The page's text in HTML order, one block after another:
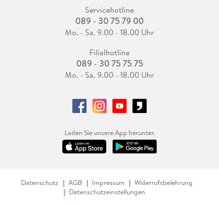
Servicehotline
089 - 30 75 79 00
Mo. - Sa. 9.00 - 18.00 Uhr
Filialhotline
089 - 30 75 75 75
Mo. - Sa. 9.00 - 18.00 Uhr
Laden Sie unsere App herunter.
Datenschutz AGB Impressum
Widerrufsbelehrung
Datenschutzeinstellungen